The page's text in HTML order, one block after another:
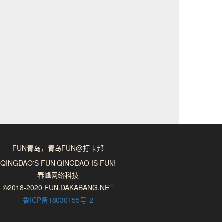
FUN青岛，青岛FUN@打卡邦
QINGDAO'S FUN,QINGDAO IS FUN!
春峰网络科技
©2018-2020 FUN.DAKABANG.NET
鲁ICP备18030155号-2